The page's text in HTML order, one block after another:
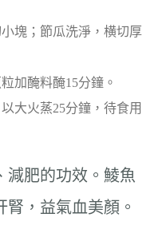
塊；節瓜洗淨，横切厚
加醃料醃15分鐘。
大火蒸25分鐘，待食用
減肥的功效。鯪魚
，益氣血美顏。